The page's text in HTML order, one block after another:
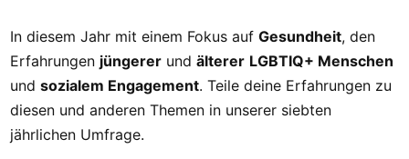
In diesem Jahr mit einem Fokus auf Gesundheit, den
Erfahrungen jüngerer und älterer LGBTIQ+ Menschen
und sozialem Engagement. Teile deine Erfahrungen zu
diesen und anderen Themen in unserer siebten
jährlichen Umfrage.